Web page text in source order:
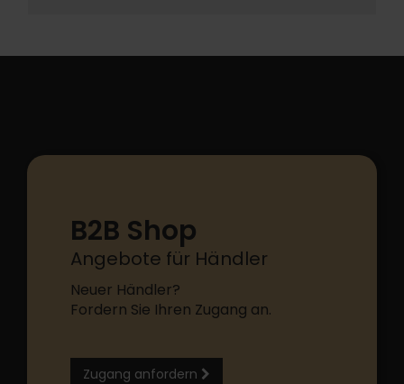
B2B Shop
Angebote für Händler
Neuer Händler?
Fordern Sie Ihren Zugang an.
Zugang anfordern